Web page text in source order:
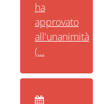
ha
approvato
all'unanimità
(...